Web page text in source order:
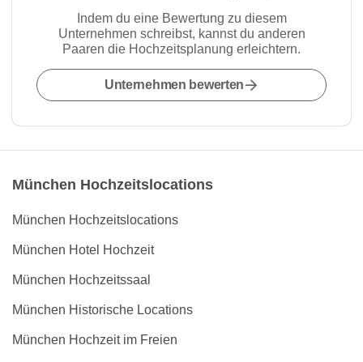
Indem du eine Bewertung zu diesem
Unternehmen schreibst, kannst du anderen
Paaren die Hochzeitsplanung erleichtern.
Unternehmen bewerten
München Hochzeitslocations
München Hochzeitslocations
München Hotel Hochzeit
München Hochzeitssaal
München Historische Locations
München Hochzeit im Freien